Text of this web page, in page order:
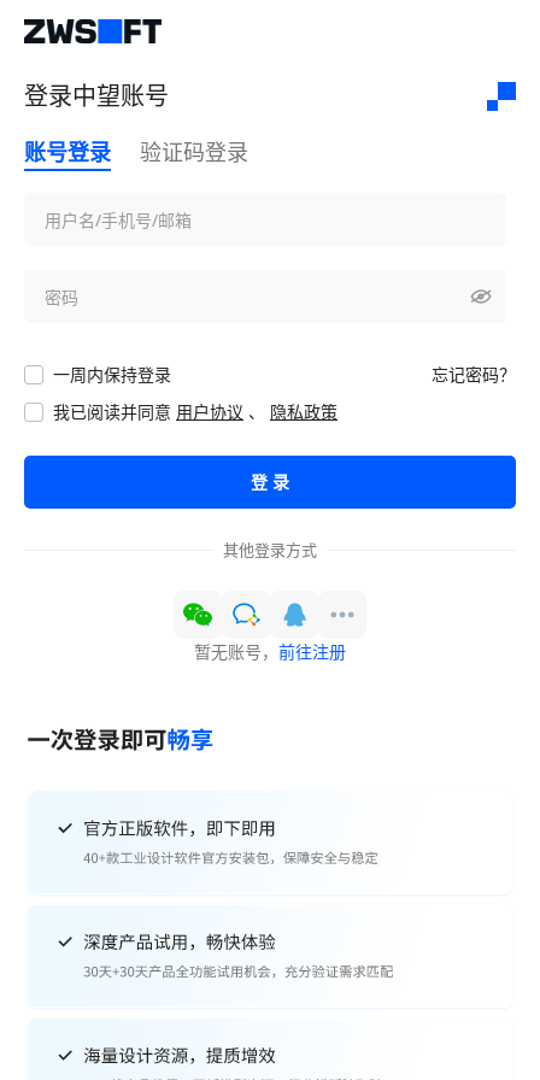
登录中望账号
账号登录 验证码登录
一周内保持登录
忘记密码？
我已阅读并同意 用户协议 、 隐私政策
登 录
其他登录方式
暂无账号， 前往注册